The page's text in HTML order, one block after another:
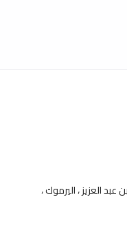
العزيز ، اليرموك ،